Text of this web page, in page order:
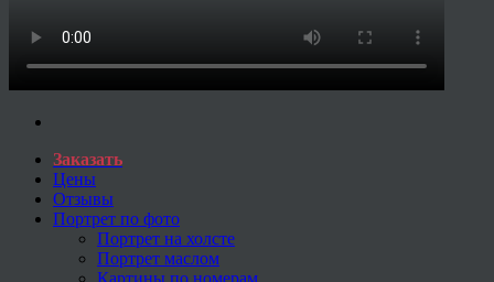
Заказать
Цены
Отзывы
Портрет по фото
Портрет на холсте
Портрет маслом
Картины по номерам